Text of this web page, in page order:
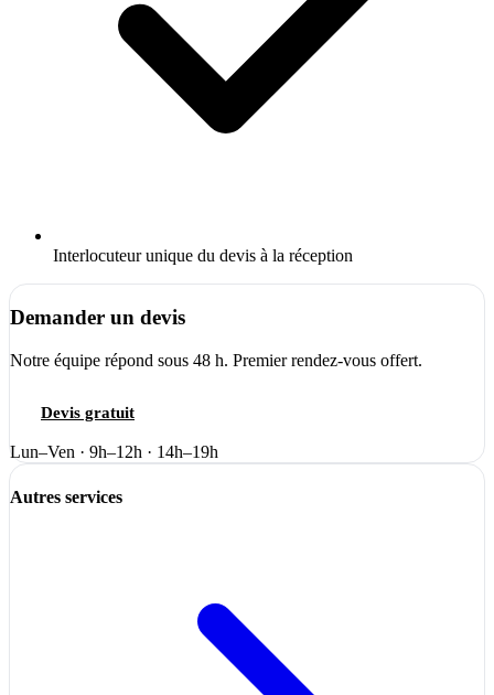
Interlocuteur unique du devis à la réception
Demander un devis
Notre équipe répond sous 48 h. Premier rendez-vous offert.
Devis gratuit
Lun–Ven · 9h–12h · 14h–19h
Autres services